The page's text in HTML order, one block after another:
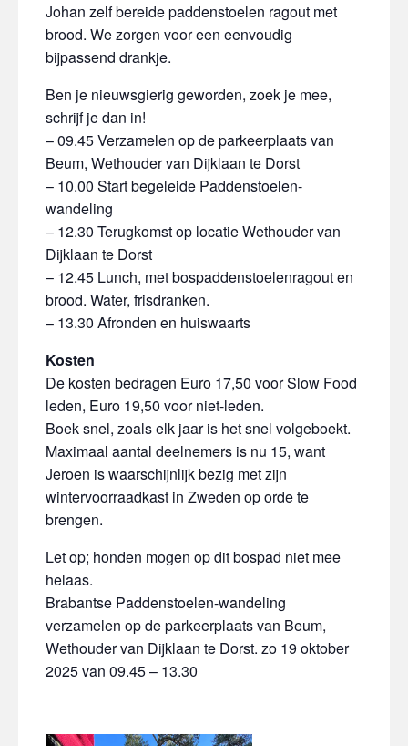
Johan zelf bereide paddenstoelen ragout met
brood. We zorgen voor een eenvoudig
bijpassend drankje.
Ben je nieuwsgierig geworden, zoek je mee,
schrijf je dan in!
– 09.45 Verzamelen op de parkeerplaats van
Beum, Wethouder van Dijklaan te Dorst
– 10.00 Start begeleide Paddenstoelen-
wandeling
– 12.30 Terugkomst op locatie Wethouder van
Dijklaan te Dorst
– 12.45 Lunch, met bospaddenstoelenragout en
brood. Water, frisdranken.
– 13.30 Afronden en huiswaarts
Kosten
De kosten bedragen Euro 17,50 voor Slow Food
leden, Euro 19,50 voor niet-leden.
Boek snel, zoals elk jaar is het snel volgeboekt.
Maximaal aantal deelnemers is nu 15, want
Jeroen is waarschijnlijk bezig met zijn
wintervoorraadkast in Zweden op orde te
brengen.
Let op; honden mogen op dit bospad niet mee
helaas.
Brabantse Paddenstoelen-wandeling
verzamelen op de parkeerplaats van Beum,
Wethouder van Dijklaan te Dorst. zo 19 oktober
2025 van 09.45 – 13.30